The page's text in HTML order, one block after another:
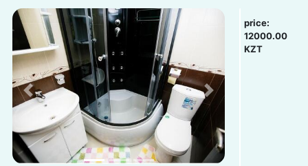
Previous Next
price:
12000.00
KZT